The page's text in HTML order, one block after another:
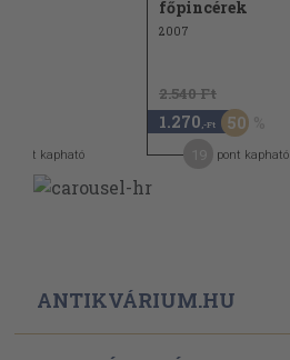
pont kapható
főpincérek
2007
2.540 Ft
1.270 ,-Ft 50
pont kapható
ANTIKVÁRIUM.HU